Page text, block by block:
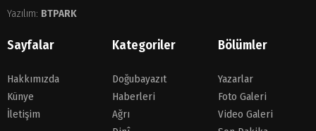
Yazılım: BTPARK
Sayfalar
Hakkımızda
Künye
İletişim
Kategoriler
Doğubayazıt
Haberleri
Ağrı
Bölümler
Yazarlar
Foto Galeri
Video Galeri